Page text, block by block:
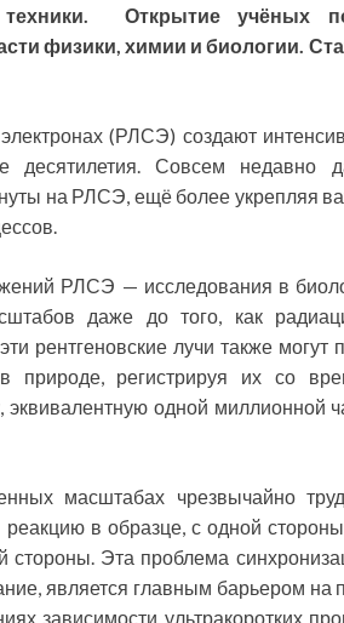
Открытие учёных
физики, химии и биологии.
(РЛСЭ) создают
десятилетия. Совсем недавно
на РЛСЭ, ещё более укрепляя
РЛСЭ — исследования в
даже до того, как
рентгеновские лучи также могут
природе, регистрируя их со
эквивалентную одной миллионной
масштабах чрезвычайно
в образце, с одной
стороны. Эта проблема
является главным барьером на
зависимости ультракоротких